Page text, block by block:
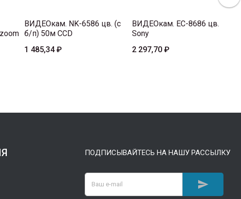
ВИДЕОкам. NK-6586 цв. (с
б/п) 50м CCD
1 485,34 ₽
ВИДЕОкам. EC-8686 цв.
Sony
2 297,70 ₽
ПОДПИСЫВАЙТЕСЬ НА НАШУ РАССЫЛКУ
